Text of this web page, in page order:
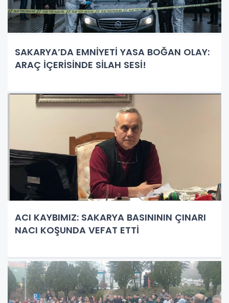
SAKARYA’DA EMNİYETİ YASA BOĞAN OLAY:
ARAÇ İÇERİSİNDE SİLAH SESİ!
ACI KAYBIMIZ: SAKARYA BASINININ ÇINARI
NACI KOŞUNDA VEFAT ETTİ